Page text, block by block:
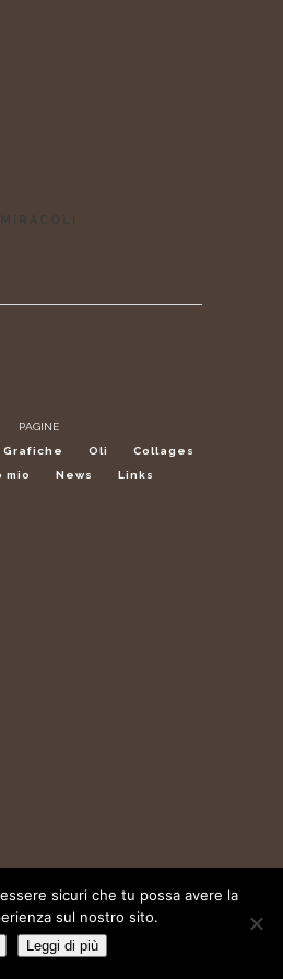
PAGINE
Grafiche Oli
Collages
mio News Links
sicuri che tu possa avere la
sul nostro sito.
Leggi di più